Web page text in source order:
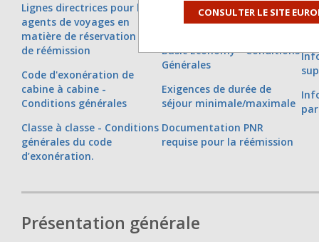
Lignes directrices pour les
agents de voyages en
matière de réservation et
de réémission
Code d'exonération de
cabine à cabine -
Conditions générales
Classe à classe - Conditions
générales du code
d’exonération.
Code d'exonération des
frais de
Basic Economy - Conditions
Générales
Exigences de durée de
séjour minimale/maximale
Documentation PNR
requise pour la réémission
Présentation générale
CONSULTER LE SITE